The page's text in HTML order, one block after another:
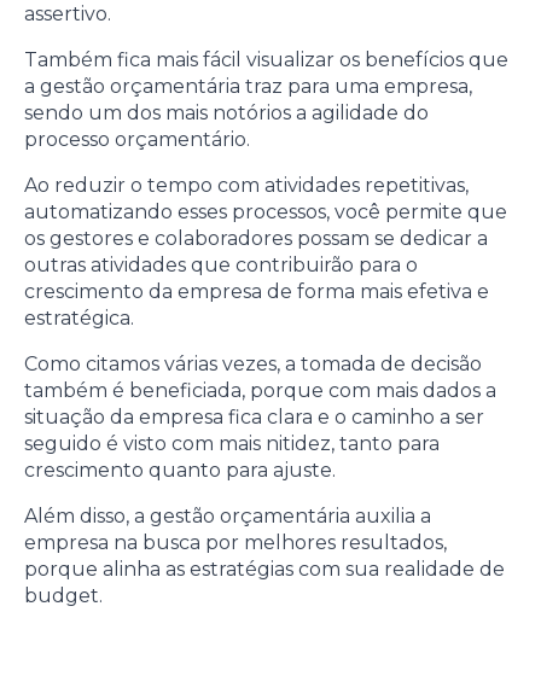
assertivo.
Também fica mais fácil visualizar os benefícios que
a gestão orçamentária traz para uma empresa,
sendo um dos mais notórios a agilidade do
processo orçamentário.
Ao reduzir o tempo com atividades repetitivas,
automatizando esses processos, você permite que
os gestores e colaboradores possam se dedicar a
outras atividades que contribuirão para o
crescimento da empresa de forma mais efetiva e
estratégica.
Como citamos várias vezes, a tomada de decisão
também é beneficiada, porque com mais dados a
situação da empresa fica clara e o caminho a ser
seguido é visto com mais nitidez, tanto para
crescimento quanto para ajuste.
Além disso, a gestão orçamentária auxilia a
empresa na busca por melhores resultados,
porque alinha as estratégias com sua realidade de
budget.